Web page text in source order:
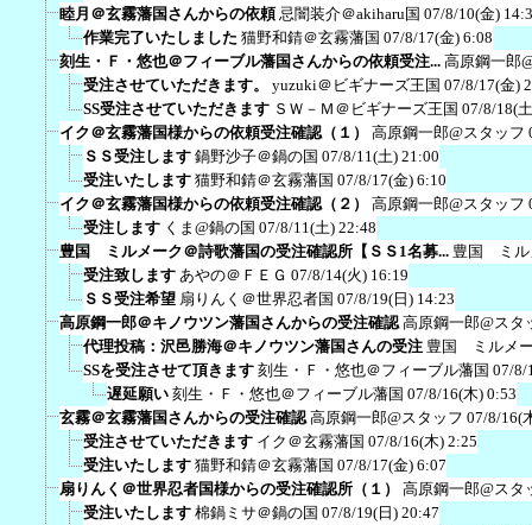
睦月＠玄霧藩国さんからの依頼 忌闇装介＠akiharu国 07/8/10(金)
作業完了いたしました 猫野和錆＠玄霧藩国 07/8/17(金) 6:08
刻生・Ｆ・悠也＠フィーブル藩国さんからの依頼受注... 高原鋼一郎
受注させていただきます。
yuzuki＠ビギナーズ王国 07/8/17(金)
SS受注させていただきます ＳＷ－Ｍ＠ビギナーズ王国 07/8/18(
イク＠玄霧藩国様からの依頼受注確認（１）
高原鋼一郎@スタッフ
ＳＳ受注します 鍋野沙子＠鍋の国 07/8/11(土) 21:00
受注いたします 猫野和錆＠玄霧藩国 07/8/17(金) 6:10
イク＠玄霧藩国様からの依頼受注確認（２）
高原鋼一郎@スタッフ
受注します くま@鍋の国 07/8/11(土) 22:48
豊国 ミルメーク＠詩歌藩国の受注確認所【ＳＳ1名募... 豊国 ミル
受注致します あやの＠ＦＥＧ 07/8/14(火) 16:19
ＳＳ受注希望 扇りんく＠世界忍者国 07/8/19(日) 14:23
高原鋼一郎＠キノウツン藩国さんからの受注確認 高原鋼一郎@スタ
代理投稿：沢邑勝海＠キノウツン藩国さんの受注 豊国 ミルメ
SSを受注させて頂きます 刻生・Ｆ・悠也＠フィーブル藩国 07/8/
遅延願い 刻生・Ｆ・悠也＠フィーブル藩国 07/8/16(木) 0:53
玄霧＠玄霧藩国さんからの受注確認 高原鋼一郎@スタッフ 07/8/16(
受注させていただきます イク＠玄霧藩国 07/8/16(木) 2:25
受注いたします 猫野和錆＠玄霧藩国 07/8/17(金) 6:07
扇りんく＠世界忍者国様からの受注確認所（１）
高原鋼一郎@スタ
受注いたします 棉鍋ミサ＠鍋の国 07/8/19(日) 20:47